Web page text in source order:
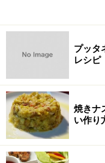
プッタ
レシピ
焼きナ
い作り